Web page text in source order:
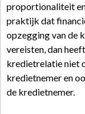
proportionaliteit
praktijk dat
opzegging van de
vereisten, dan
kredietrelatie niet
kredietnemer en
de kredietnemer.